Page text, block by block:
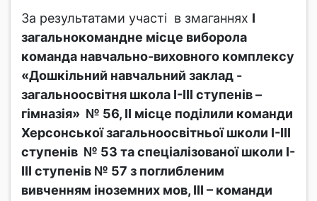
За результатами участі в змаганнях І
загальнокомандне місце виборола
команда навчально-виховного комплексу
«Дошкільний навчальний заклад -
загальноосвітня школа І-ІІІ ступенів –
гімназія» № 56, ІІ місце поділили команди
Херсонської загальноосвітньої школи І-ІІІ
ступенів № 53 та спеціалізованої школи I-
III ступенів № 57 з поглибленим
вивченням іноземних мов, ІІІ – команди